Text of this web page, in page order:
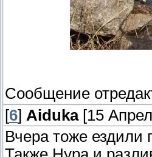
Сообщение
[6] Aiduka[15
Вчера тоже